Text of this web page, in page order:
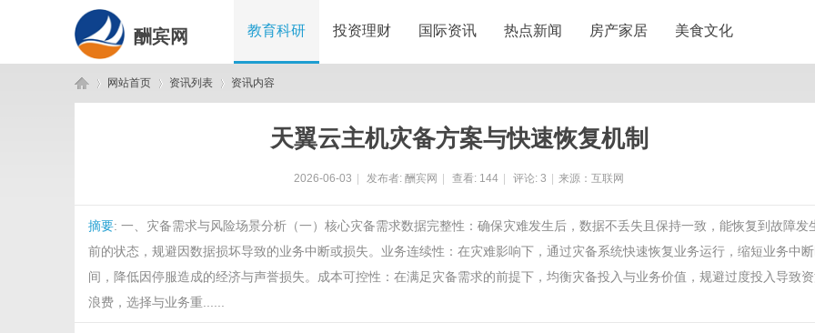
酬宾网 教育科研 投资理财 国际资讯 热点新闻 房产家居 美食文化
网站首页 资讯列表 资讯内容
天翼云主机灾备方案与快速恢复机制
2026-06-03 发布者: 酬宾网 查看: 144 评论: 3 来源：互联网
摘要: 一、灾备需求与风险场景分析（一）核心灾备需求数据完整性：确保灾难发生后，数据不丢失且保持一致，能恢复到故障发
前的状态，规避因数据损坏导致的业务中断或损失。业务连续性：在灾难影响下，通过灾备系统快速恢复业务运行，缩短业务中
间，降低因停服造成的经济与声誉损失。成本可控性：在满足灾备需求的前提下，均衡灾备投入与业务价值，规避过度投入导致
浪费，选择与业务重......